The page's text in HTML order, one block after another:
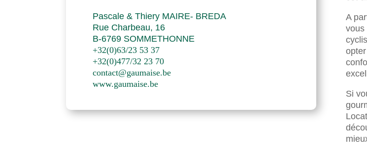
Pascale & Thiery MAIRE- BREDA
Rue Charbeau, 16
B-6769 SOMMETHONNE
+32(0)63/23 53 37
+32(0)477/32 23 70
contact@gaumaise.be
www.gaumaise.be
A
vous
Si